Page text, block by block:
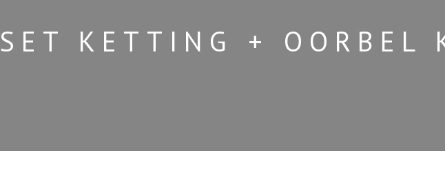
SET KETTING + OORBEL